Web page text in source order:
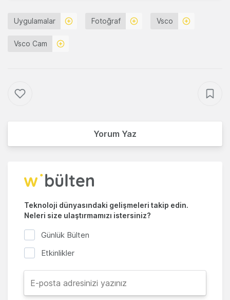
Uygulamalar Fotoğraf Vsco
Vsco Cam
Yorum Yaz
Teknoloji dünyasındaki gelişmeleri takip edin.
Neleri size ulaştırmamızı istersiniz?
Günlük Bülten
Etkinlikler